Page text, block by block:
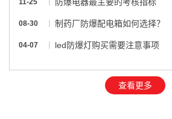
11-25
08-30 制药厂防爆配电箱如何选择？
04-07 led防爆灯购买需要注意事项
查看更多